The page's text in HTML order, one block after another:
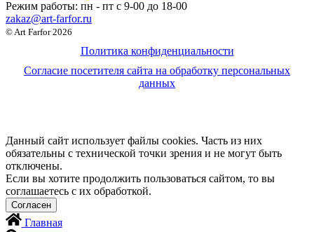
Режим работы: пн - пт c 9-00 до 18-00
zakaz@art-farfor.ru
© Art Farfor 2026
Политика конфиденциальности
Согласие посетителя сайта на обработку персональных
данных
Данный сайт использует файлы cookies. Часть из них
обязательны с технической точки зрения и не могут быть
отключены.
Если вы хотите продолжить пользоваться сайтом, то вы
соглашаетесь с их обработкой.
Главная